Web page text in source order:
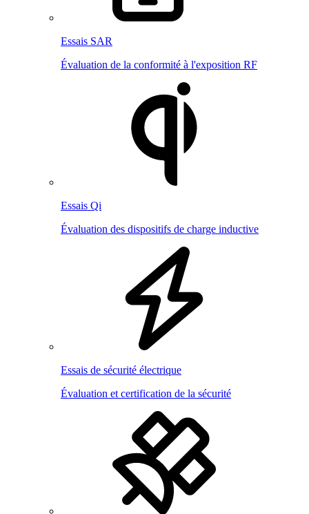
Essais SAR
Évaluation de la conformité à l'exposition RF
Essais Qi
Évaluation des dispositifs de charge inductive
Essais de sécurité électrique
Évaluation et certification de la sécurité